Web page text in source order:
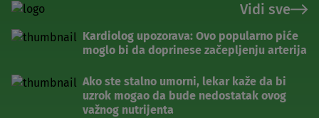
Vidi sve
Kardiolog upozorava: Ovo popularno piće
moglo bi da doprinese začepljenju arterija
Ako ste stalno umorni, lekar kaže da bi
uzrok mogao da bude nedostatak ovog
važnog nutrijenta